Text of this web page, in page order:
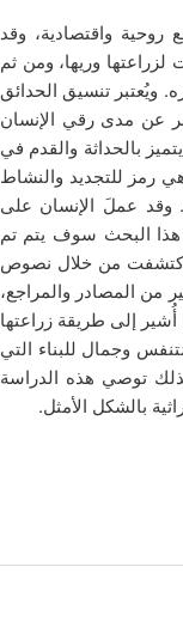
روحية واقتصادية، وقد
وريها، ومن ثم
ويُعتبر تنسيق الحدائق
عن مدى رقي الإنسان
بالحداثة والقدم في
رمز للتجديد والنشاط
وقد عملَ الإنسان على
هذا البحث سوف يتم تم
اُكتشفت من خلال نصوص
11م) وتم إغفالها في كثير من المصادر والمراجع،
إلى طريقة زراعتها
وجمال للبناء التي
توصي هذه الدراسة
بالشكل الأمثل.